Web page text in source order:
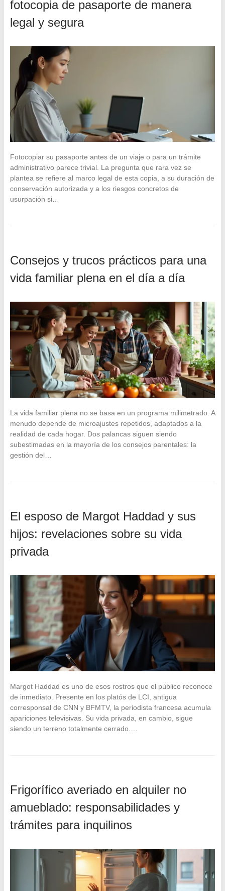
fotocopia de pasaporte de manera
legal y segura
Fotocopiar su pasaporte antes de un viaje o para un trámite
administrativo parece trivial. La pregunta que rara vez se
plantea se refiere al marco legal de esta copia, a su duración de
conservación autorizada y a los riesgos concretos de
usurpación si…
Consejos y trucos prácticos para una
vida familiar plena en el día a día
La vida familiar plena no se basa en un programa milimetrado. A
menudo depende de microajustes repetidos, adaptados a la
realidad de cada hogar. Dos palancas siguen siendo
subestimadas en la mayoría de los consejos parentales: la
gestión del…
El esposo de Margot Haddad y sus
hijos: revelaciones sobre su vida
privada
Margot Haddad es uno de esos rostros que el público reconoce
de inmediato. Presente en los platós de LCI, antigua
corresponsal de CNN y BFMTV, la periodista francesa acumula
apariciones televisivas. Su vida privada, en cambio, sigue
siendo un terreno totalmente cerrado.…
Frigorífico averiado en alquiler no
amueblado: responsabilidades y
trámites para inquilinos